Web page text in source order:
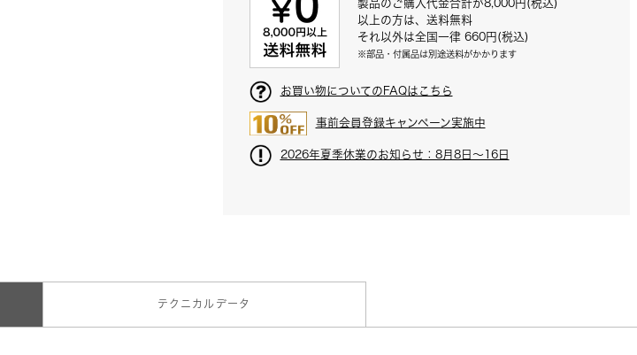
以上の方は、送料無料
それ以外は全国一律 660円(税込)
※部品・付属品は別途送料がかかります
お買い物についてのFAQはこちら
事前会員登録キャンペーン実施中
2026年夏季休業のお知らせ：8月8日～16日
テクニカルデータ